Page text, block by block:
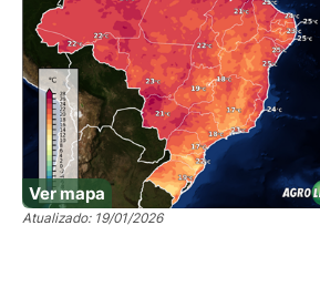
Ver mapa
Atualizado: 19/01/2026